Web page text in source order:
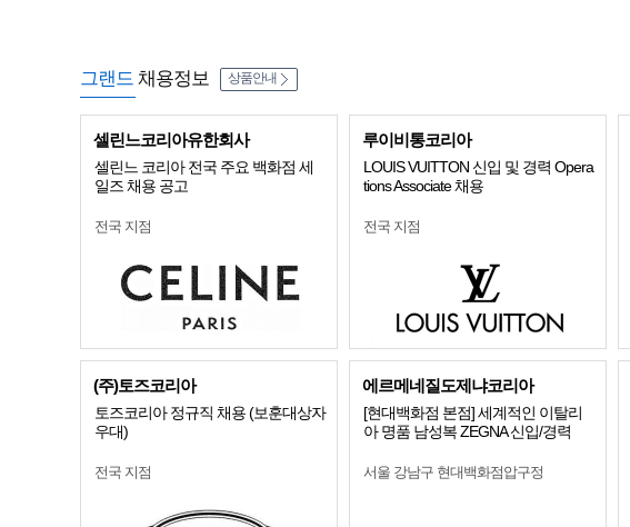
그랜드 채용정보 상품안내
셀린느코리아유한회사
셀린느 코리아 전국 주요 백화점 세
일즈 채용 공고
전국 지점
루이비통코리아
LOUIS VUITTON 신입 및 경력 Opera
tions Associate 채용
전국 지점
(주)토즈코리아
토즈코리아 정규직 채용 (보훈대상자
우대)
전국 지점
에르메네질도제냐코리아
[현대백화점 본점] 세계적인 이탈리
아 명품 남성복 ZEGNA 신입/경력
서울 강남구 현대백화점압구정